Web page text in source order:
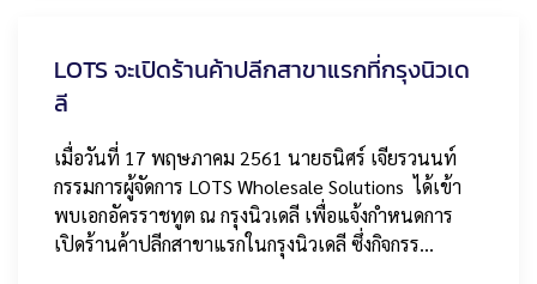
LOTS จะเปิดร้านค้าปลีกสาขาแรกที่กรุงนิวเด
ลี
เมื่อวันที่ 17 พฤษภาคม 2561 นายธนิศร์ เจียรวนนท์
กรรมการผู้จัดการ LOTS Wholesale Solutions ได้เข้า
พบเอกอัครราชทูต ณ กรุงนิวเดลี เพื่อแจ้งกำหนดการ
เปิดร้านค้าปลีกสาขาแรกในกรุงนิวเดลี ซึ่งกิจกรร…